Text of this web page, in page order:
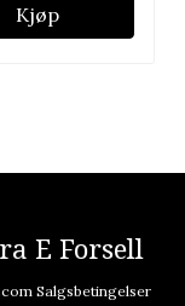
Kjøp
E Forsell
Salgsbetingelser